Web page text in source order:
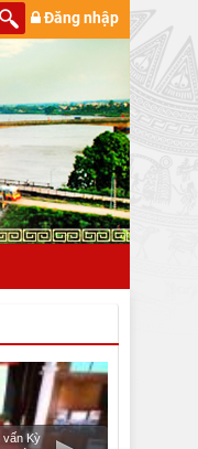
Đăng nhập
vấn Kỳ